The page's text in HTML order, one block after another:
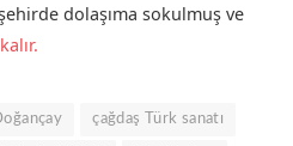
dolaşıma sokulmuş ve
çağdaş Türk sanatı